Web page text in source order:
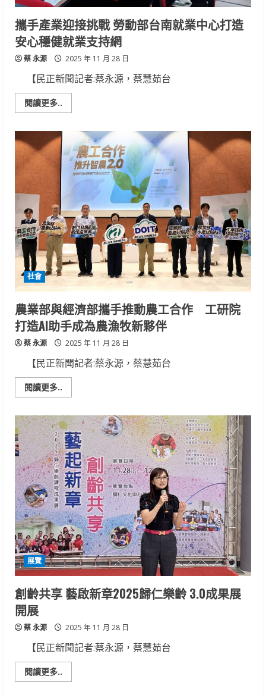
節
正
式
登
場
攜手產業迎接挑戰 勞動部台南就業中心打造
安心穩健就業支持網
蔡 永源 2025 年 11 月 28 日
【民正新聞記者:蔡永源，蔡慧茹台
閱讀更多..
more
手
產
業
迎
勞
部
台
南
就
業
中
心
打
造
安
心
穩
健
就
業
支
持
社會
農業部與經濟部攜手推動農工合作 工研院
打造AI助手成為農漁牧新夥伴
蔡 永源 2025 年 11 月 28 日
【民正新聞記者:蔡永源，蔡慧茹台
閱讀更多..
more
業
部
與
經
濟
部
攜
手
推
動
農
工
合
作
工
研
院
打
造
AI
助
手
成
漁
新
夥
伴
展覽
創齡共享 藝啟新章2025歸仁樂齡 3.0成果展
開展
蔡 永源 2025 年 11 月 28 日
【民正新聞記者:蔡永源，蔡慧茹台
閱讀更多..
more